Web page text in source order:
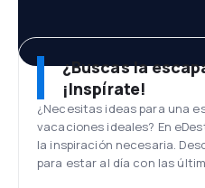
¿Buscas la
¡Inspírate!
¿Necesitas ideas para una
vacaciones ideales? En
la inspiración necesaria.
para estar al día con las